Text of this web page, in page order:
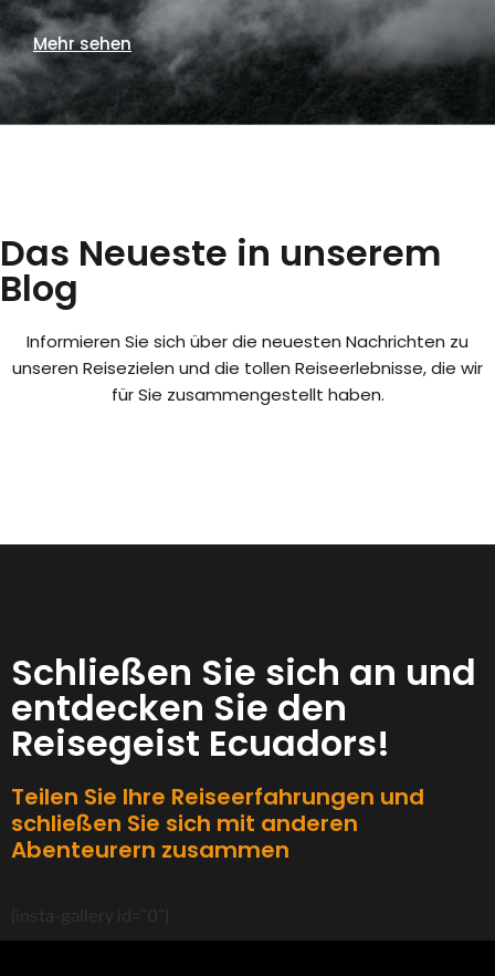
Mehr sehen
Das Neueste in unserem
Blog
Informieren Sie sich über die neuesten Nachrichten zu
unseren Reisezielen und die tollen Reiseerlebnisse, die wir
für Sie zusammengestellt haben.
Schließen Sie sich an und
entdecken Sie den
Reisegeist Ecuadors!
Teilen Sie Ihre Reiseerfahrungen und
schließen Sie sich mit anderen
Abenteurern zusammen
[insta-gallery id="0"]